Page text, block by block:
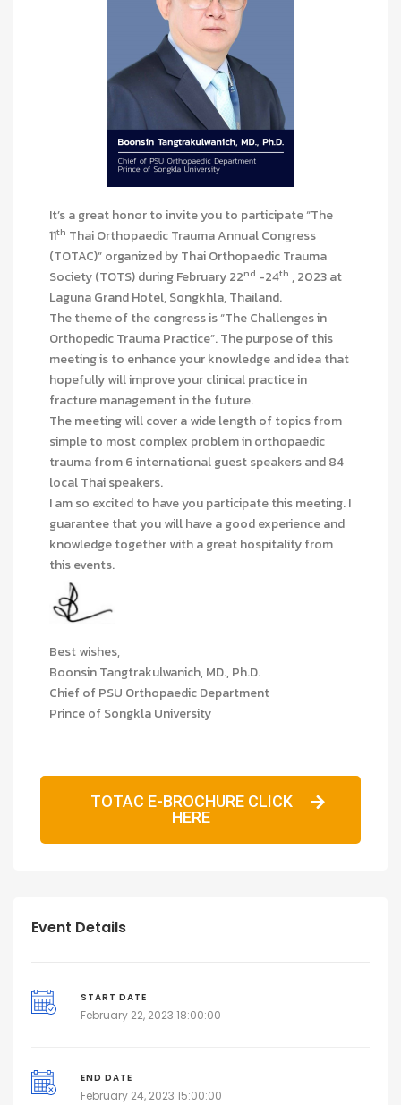
It’s a great honor to invite you to participate “The
11th Thai Orthopaedic Trauma Annual Congress
(TOTAC)” organized by Thai Orthopaedic Trauma
Society (TOTS) during February 22nd -24th , 2023 at
Laguna Grand Hotel, Songkhla, Thailand.
The theme of the congress is “The Challenges in
Orthopedic Trauma Practice”. The purpose of this
meeting is to enhance your knowledge and idea that
hopefully will improve your clinical practice in
fracture management in the future.
The meeting will cover a wide length of topics from
simple to most complex problem in orthopaedic
trauma from 6 international guest speakers and 84
local Thai speakers.
I am so excited to have you participate this meeting. I
guarantee that you will have a good experience and
knowledge together with a great hospitality from
this events.
Best wishes,
Boonsin Tangtrakulwanich, MD., Ph.D.
Chief of PSU Orthopaedic Department
Prince of Songkla University
TOTAC E-BROCHURE CLICK
HERE
Event Details
START DATE
February 22, 2023 18:00:00
END DATE
February 24, 2023 15:00:00